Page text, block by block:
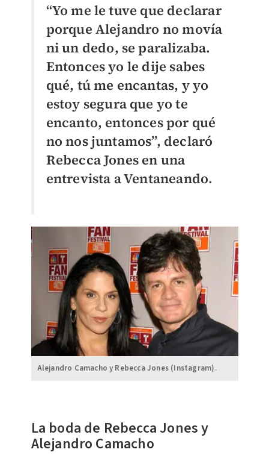
“Yo me le tuve que declarar
porque Alejandro no movía
ni un dedo, se paralizaba.
Entonces yo le dije sabes
qué, tú me encantas, y yo
estoy segura que yo te
encanto, entonces por qué
no nos juntamos”, declaró
Rebecca Jones en una
entrevista a Ventaneando.
Alejandro Camacho y Rebecca Jones (Instagram).
La boda de Rebecca Jones y
Alejandro Camacho